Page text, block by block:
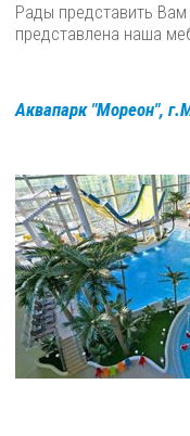
Рады представить
представлена наша
Аквапарк "Мореон",